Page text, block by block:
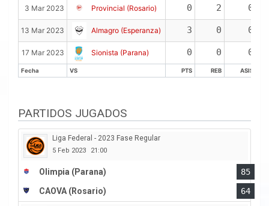
Fecha VS PTS REB ASIS
3 Mar 2023 Provincial (Rosario) 0 2 0
13 Mar 2023 Almagro (Esperanza) 3 0 0
17 Mar 2023 Sionista (Parana) 0 0 0
Fecha VS PTS REB ASIS
PARTIDOS JUGADOS
Liga Federal - 2023 Fase Regular
5 Feb 2023 21:00
Olimpia (Parana)
85
CAOVA (Rosario)
64